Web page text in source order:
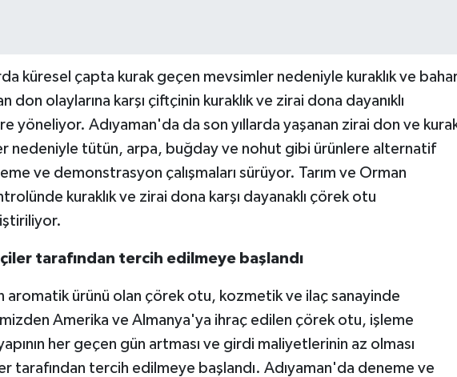
küresel çapta kurak geçen mevsimler nedeniyle kuraklık ve
don olaylarına karşı çiftçinin kuraklık ve zirai dona dayanıklı
yöneliyor. Adıyaman'da da son yıllarda yaşanan zirai don ve
nedeniyle tütün, arpa, buğday ve nohut gibi ürünlere alternatif
ve demonstrasyon çalışmaları sürüyor. Tarım ve Orman
kuraklık ve zirai dona karşı dayanaklı çörek otu
tarafından tercih edilmeye başlandı
aromatik ürünü olan çörek otu, kozmetik ve ilaç sanayinde
Amerika ve Almanya'ya ihraç edilen çörek otu, işleme
her geçen gün artması ve girdi maliyetlerinin az olması
tarafından tercih edilmeye başlandı. Adıyaman'da deneme ve